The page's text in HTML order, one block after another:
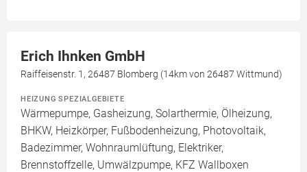
Erich Ihnken GmbH
Raiffeisenstr. 1, 26487 Blomberg (14km von 26487 Wittmund)
HEIZUNG SPEZIALGEBIETE
Wärmepumpe, Gasheizung, Solarthermie, Ölheizung,
BHKW, Heizkörper, Fußbodenheizung, Photovoltaik,
Badezimmer, Wohnraumlüftung, Elektriker,
Brennstoffzelle, Umwälzpumpe, KFZ Wallboxen